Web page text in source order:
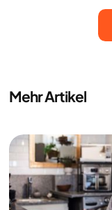
Mehr Artikel